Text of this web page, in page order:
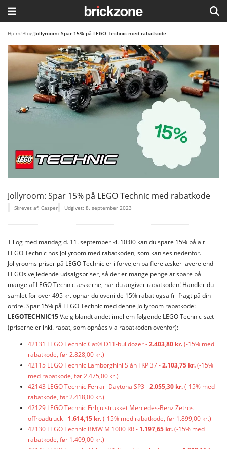
HJEM
TEMAER
BLOG
LEGO FAVORITTER
Hjem Blog Jollyroom: Spar 15% på LEGO Technic med rabatkode
Jollyroom: Spar 15% på LEGO Technic med rabatkode
Skrevet af: Casper Udgivet: 8. september 2023
Til og med mandag d. 11. september kl. 10:00 kan du spare 15% på alt
LEGO Technic hos Jollyroom med rabatkoden, som kan ses nedenfor.
Jollyrooms priser på LEGO Technic er i forvejen på flere æsker lavere end
LEGOs vejledende udsalgspriser, så der er mange penge at spare på
mange af LEGO Technic-æskerne, når du angiver rabatkoden! Handler du
samlet for over 495 kr. opnår du oveni de 15% rabat også fri fragt på din
ordre. Spar 15% på LEGO Technic med denne Jollyroom rabatkode:
LEGOTECHNIC15Vælg blandt andet imellem følgende LEGO Technic-sæt
(priserne er inkl. rabat, som opnåes via rabatkoden ovenfor):
42131 LEGO Technic Cat® D11-bulldozer -2.403,80 kr.(-15% med
rabatkode, før 2.828,00 kr.)
42115 LEGO Technic Lamborghini Sián FKP 37 -2.103,75 kr.(-15%
med rabatkode, før 2.475,00 kr.)
42143 LEGO Technic Ferrari Daytona SP3 -2.055,30 kr.(-15% med
rabatkode, før 2.418,00 kr.)
42129 LEGO Technic Firhjulstrukket Mercedes-Benz Zetros
offroadtruck - 1.614,15 kr.(-15% med rabatkode, før 1.899,00 kr.)
42130 LEGO Technic BMW M 1000 RR - 1.197,65 kr.(-15% med
rabatkode, før 1.409,00 kr.)